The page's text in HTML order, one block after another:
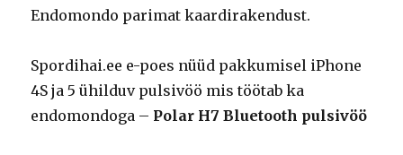
Endomondo parimat kaardirakendust.
Spordihai.ee e-poes nüüd pakkumisel iPhone
4S ja 5 ühilduv pulsivöö mis töötab ka
endomondoga – Polar H7 Bluetooth pulsivöö